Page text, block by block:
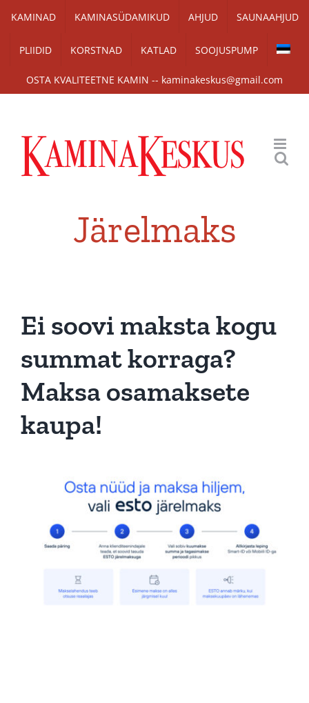
Skip
content
KAMINAD KAMINASÜDAMIKUD AHJUD SAUNAAHJUD
PLIIDID KORSTNAD KATLAD SOOJUSPUMP
OSTA KVALITEETNE KAMIN -- kaminakeskus@gmail.com
Järelmaks
Ei soovi maksta kogu
summat korraga?
Maksa osamaksete
kaupa!